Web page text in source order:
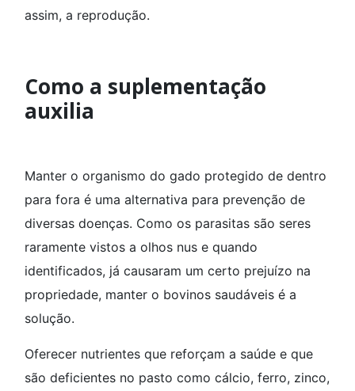
assim, a reprodução.
Como a suplementação
auxilia
Manter o organismo do gado protegido de dentro
para fora é uma alternativa para prevenção de
diversas doenças. Como os parasitas são seres
raramente vistos a olhos nus e quando
identificados, já causaram um certo prejuízo na
propriedade, manter o bovinos saudáveis é a
solução.
Oferecer nutrientes que reforçam a saúde e que
são deficientes no pasto como cálcio, ferro, zinco,